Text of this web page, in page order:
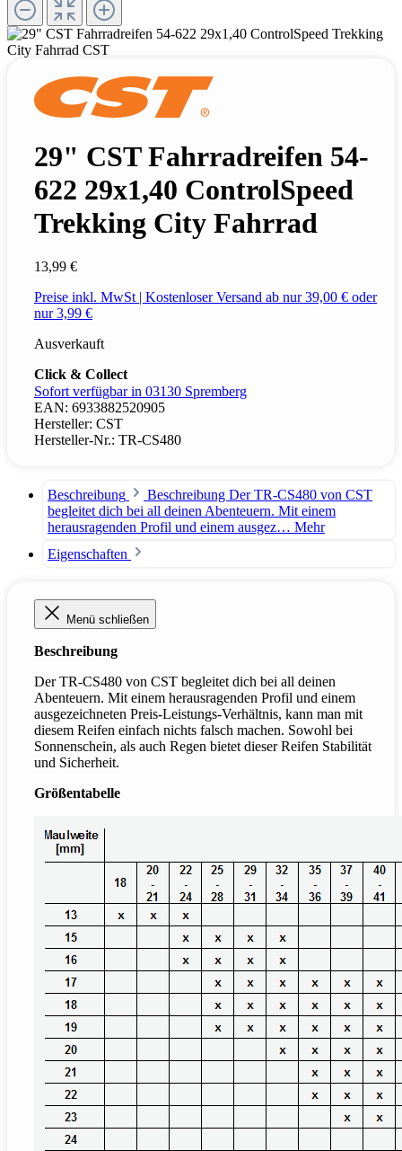
29" CST Fahrradreifen 54-
622 29x1,40 ControlSpeed
Trekking City Fahrrad
13,99 €
Preise inkl. MwSt | Kostenloser Versand ab nur 39,00 € oder
nur 3,99 €
Ausverkauft
Click & Collect
Sofort verfügbar in 03130 Spremberg
EAN: 6933882520905
Hersteller: CST
Hersteller-Nr.: TR-CS480
Beschreibung
Beschreibung Der TR-CS480 von CST
begleitet dich bei all deinen Abenteuern. Mit einem
herausragenden Profil und einem ausgez… Mehr
Eigenschaften
Menü schließen
Beschreibung
Der TR-CS480 von CST begleitet dich bei all deinen
Abenteuern. Mit einem herausragenden Profil und einem
ausgezeichneten Preis-Leistungs-Verhältnis, kann man mit
diesem Reifen einfach nichts falsch machen. Sowohl bei
Sonnenschein, als auch Regen bietet dieser Reifen Stabilität
und Sicherheit.
Größentabelle